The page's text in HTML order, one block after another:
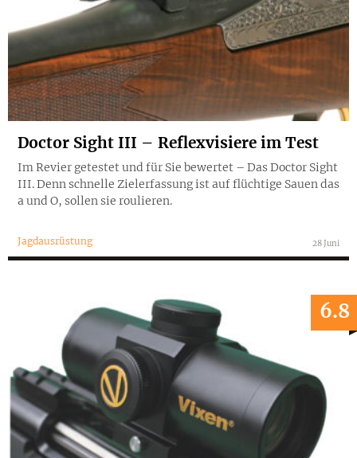
Doctor Sight III – Reflexvisiere im Test
Im Revier getestet und für Sie bewertet – Das Doctor Sight
III. Denn schnelle Zielerfassung ist auf flüchtige Sauen das
a und O, sollen sie roulieren.
Jagdausrüstung 28 Juni
6.8